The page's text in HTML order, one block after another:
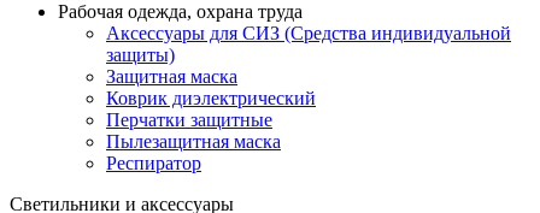
Рабочая одежда, охрана труда
Аксессуары для СИЗ (Средства индивидуальной
защиты)
Защитная маска
Коврик диэлектрический
Перчатки защитные
Пылезащитная маска
Респиратор
Светильники и аксессуары